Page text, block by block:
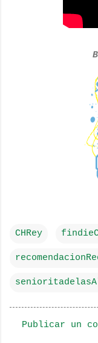
CHRey
Publicar un